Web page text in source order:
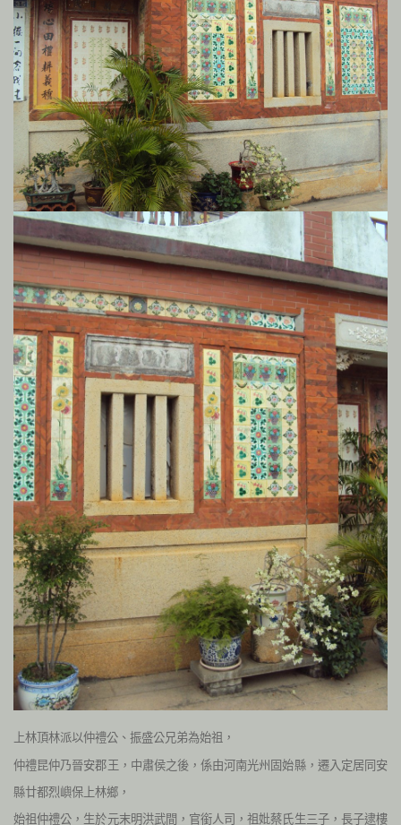
上林頂林派以仲禮公、振盛公兄弟為始祖，
仲禮昆仲乃晉安郡王，中肅侯之後，係由河南光州固始縣，遷入定居同安
縣廿都烈嶼保上林鄉，
始祖仲禮公，生於元末明洪武間，官銜人司，祖妣蔡氏生三子，長子逮樓